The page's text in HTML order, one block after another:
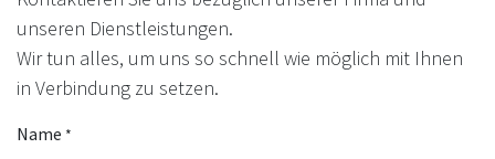
unseren Dienstleistungen.
Wir tun alles, um uns so schnell wie möglich mit Ihnen
in Verbindung zu setzen.
Name *